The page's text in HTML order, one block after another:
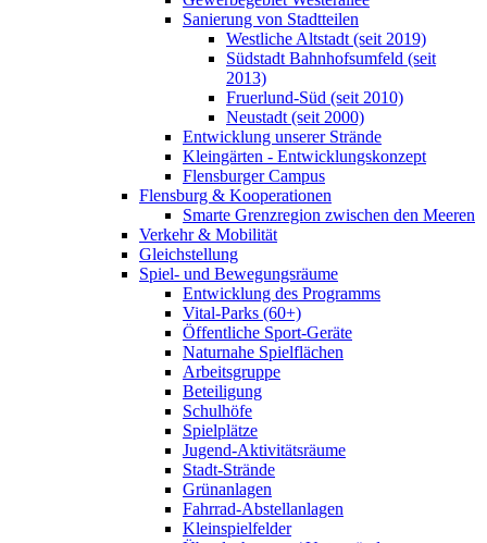
Sanierung von Stadtteilen
Westliche Altstadt (seit 2019)
Südstadt Bahnhofsumfeld (seit
2013)
Fruerlund-Süd (seit 2010)
Neustadt (seit 2000)
Entwicklung unserer Strände
Kleingärten - Entwicklungskonzept
Flensburger Campus
Flensburg & Kooperationen
Smarte Grenzregion zwischen den Meeren
Verkehr & Mobilität
Gleichstellung
Spiel- und Bewegungsräume
Entwicklung des Programms
Vital-Parks (60+)
Öffentliche Sport-Geräte
Naturnahe Spielflächen
Arbeitsgruppe
Beteiligung
Schulhöfe
Spielplätze
Jugend-Aktivitätsräume
Stadt-Strände
Grünanlagen
Fahrrad-Abstellanlagen
Kleinspielfelder